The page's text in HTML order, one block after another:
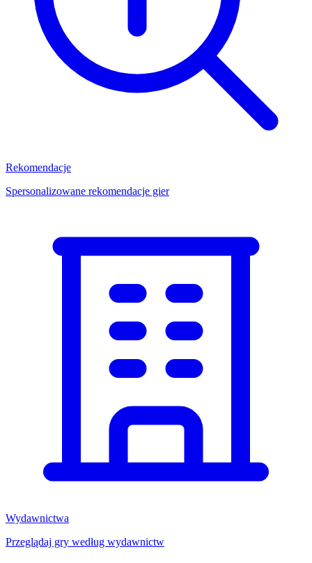
Rekomendacje
Spersonalizowane rekomendacje gier
Wydawnictwa
Przeglądaj gry według wydawnictw